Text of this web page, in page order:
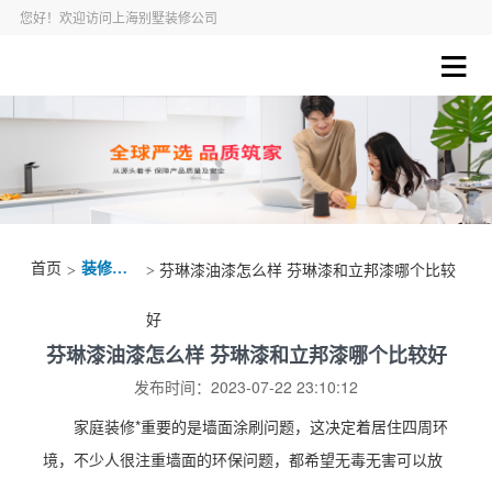
您好！欢迎访问上海别墅装修公司
首页 > 装修资讯 > 芬琳漆油漆怎么样 芬琳漆和立邦漆哪个比较
好
芬琳漆油漆怎么样 芬琳漆和立邦漆哪个比较好
发布时间：2023-07-22 23:10:12
家庭装修*重要的是墙面涂刷问题，这决定着居住四周环
境，不少人很注重墙面的环保问题，都希望无毒无害可以放